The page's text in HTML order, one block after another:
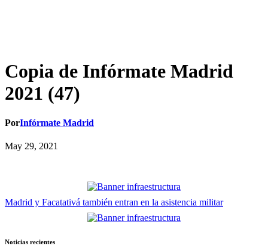
Copia de Infórmate Madrid
2021 (47)
PorInfórmate Madrid
May 29, 2021
Navegación
entradas
Madrid y Facatativá también entran en la asistencia militar
Noticias recientes